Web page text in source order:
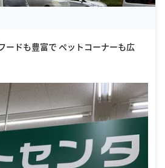
ードも豊富で ペットコーナーも広